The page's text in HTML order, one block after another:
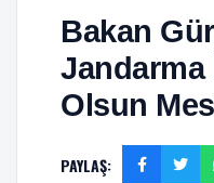
Bakan
Jandarma
Olsun
PAYLAŞ: